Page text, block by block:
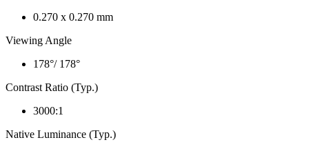
0.270 x 0.270 mm
Viewing Angle
178°/ 178°
Contrast Ratio (Typ.)
3000:1
Native Luminance (Typ.)